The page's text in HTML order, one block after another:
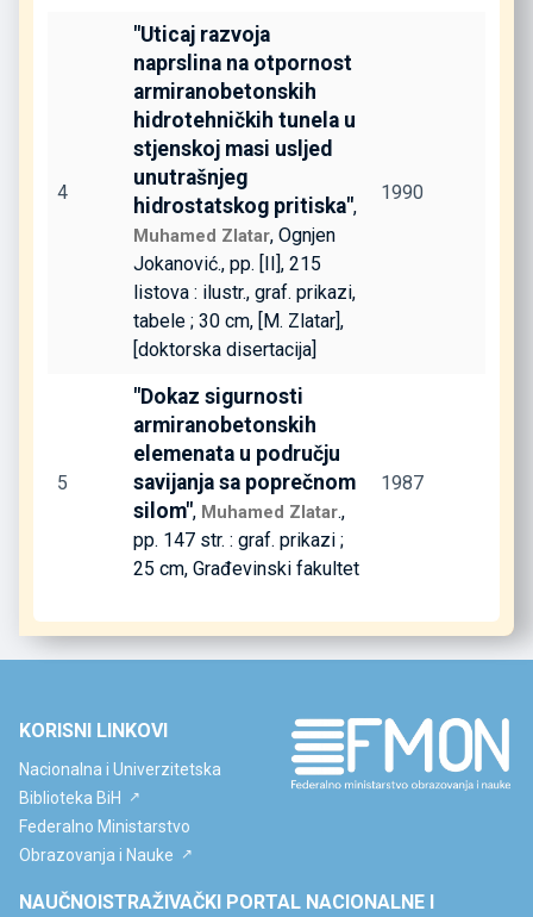
4
"Uticaj razvoja
naprslina na otpornost
armiranobetonskih
hidrotehničkih tunela u
stjenskoj masi usljed
unutrašnjeg
hidrostatskog pritiska",
Muhamed Zlatar, Ognjen
Jokanović., pp. [II], 215
listova : ilustr., graf. prikazi,
tabele ; 30 cm, [M. Zlatar],
[doktorska disertacija]
1990
5
"Dokaz sigurnosti
armiranobetonskih
elemenata u području
savijanja sa poprečnom
silom", Muhamed Zlatar.,
pp. 147 str. : graf. prikazi ;
25 cm, Građevinski fakultet
1987
NAUČNOISTRAŽIVAČKI PORTAL NACIONALNE I
KORISNI LINKOVI
Nacionalna i Univerzitetska
Biblioteka BiH
Federalno Ministarstvo
Obrazovanja i Nauke